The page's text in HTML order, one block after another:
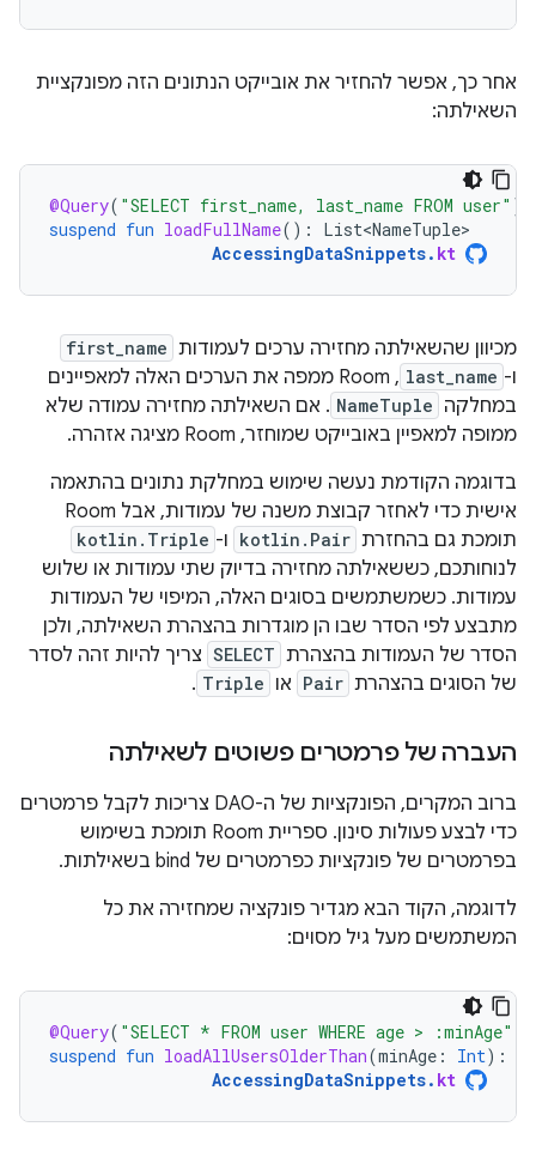
אחר כך, אפשר להחזיר את אובייקט הנתונים הזה מפונקציית
השאילתה:
@Query( "SELECT first_name, last_name FROM user" )
suspend fun loadFullName():
List<NameTuple>
AccessingDataSnippets. kt
מכיוון שהשאילתה מחזירה ערכים לעמודות first_name
ו- last_name
,‏ Room ממפה את הערכים האלה למאפיינים
במחלקה NameTuple . אם השאילתה מחזירה עמודה שלא
ממופה למאפיין באובייקט שמוחזר, Room מציגה אזהרה.
בדוגמה הקודמת נעשה שימוש במחלקת נתונים בהתאמה
אישית כדי לאחזר קבוצת משנה של עמודות, אבל Room
תומכת גם בהחזרת kotlin.Pair ו- kotlin.Triple
לנוחותכם, כששאילתה מחזירה בדיוק שתי עמודות או שלוש
עמודות. כשמשתמשים בסוגים האלה, המיפוי של העמודות
מתבצע לפי הסדר שבו הן מוגדרות בהצהרת השאילתה, ולכן
הסדר של העמודות בהצהרת SELECT צריך להיות זהה לסדר
של הסוגים בהצהרת Pair או Triple
.
העברה של פרמטרים פשוטים לשאילתה
ברוב המקרים, הפונקציות של ה-DAO צריכות לקבל פרמטרים
כדי לבצע פעולות סינון. ספריית Room תומכת בשימוש
בפרמטרים של פונקציות כפרמטרים של bind בשאילתות.
לדוגמה, הקוד הבא מגדיר פונקציה שמחזירה את כל
המשתמשים מעל גיל מסוים:
@Query( "SELECT * FROM user WHERE age > :minAge"
suspend fun loadAllUsersOlderThan(minAge : Int):
AccessingDataSnippets. kt